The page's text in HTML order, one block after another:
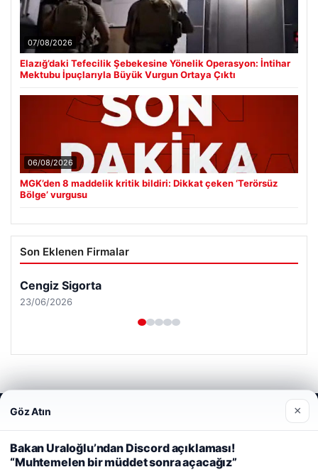
07/08/2026
Elazığ’daki Tefecilik Şebekesine Yönelik Operasyon: İntihar
Mektubu İpuçlarıyla Büyük Vurgun Ortaya Çıktı
06/08/2026
MGK’den 8 maddelik kritik bildiri: Dikkat çeken ‘Terörsüz
Bölge’ vurgusu
Son Eklenen Firmalar
Cengiz Sigorta
23/06/2026
© 2026 Analiz Gazete – Güncel Haberler
Web sitemizi nasıl kullandığınızı daha iyi anlayabilmek,
deneyiminizi kişiselleştirmek ve geliştirmek amacıyla çerezler
kullanıyoruz.
Çerez Politikamız
Reddet Kabul Et
Göz Atın ×
Bakan Uraloğlu’ndan Discord açıklaması!
“Muhtemelen bir müddet sonra açacağız”
Tercüme Bürosu | Malta Dil Okulu
lemagrup.com.tr
escort
escort
escort
escortescort
escort
giriş
İzle